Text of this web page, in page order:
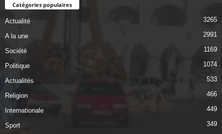
Catégories populaires
Actualité 3265
A la une 2991
Société 1169
Politique 1074
Actualités 533
Religion 466
Internationale 449
Sport 349